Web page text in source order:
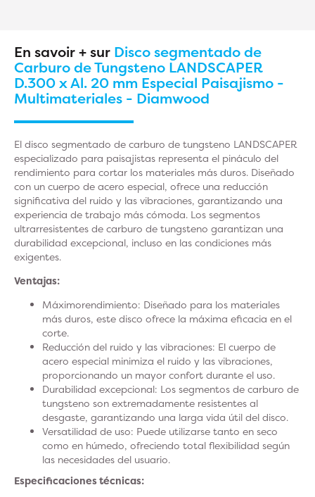
En savoir + sur Disco segmentado de
Carburo de Tungsteno LANDSCAPER
D.300 x Al. 20 mm Especial Paisajismo -
Multimateriales - Diamwood
El disco segmentado de carburo de tungsteno LANDSCAPER
especializado para paisajistas representa el pináculo del
rendimiento para cortar los materiales más duros. Diseñado
con un cuerpo de acero especial, ofrece una reducción
significativa del ruido y las vibraciones, garantizando una
experiencia de trabajo más cómoda. Los segmentos
ultrarresistentes de carburo de tungsteno garantizan una
durabilidad excepcional, incluso en las condiciones más
exigentes.
Ventajas:
Máximorendimiento: Diseñado para los materiales
más duros, este disco ofrece la máxima eficacia en el
corte.
Reducción del ruido y las vibraciones: El cuerpo de
acero especial minimiza el ruido y las vibraciones,
proporcionando un mayor confort durante el uso.
Durabilidad excepcional: Los segmentos de carburo de
tungsteno son extremadamente resistentes al
desgaste, garantizando una larga vida útil del disco.
Versatilidad de uso: Puede utilizarse tanto en seco
como en húmedo, ofreciendo total flexibilidad según
las necesidades del usuario.
Especificaciones técnicas: